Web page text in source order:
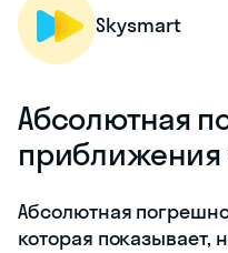
Skysmart
Абсолютная
приближения
Абсолютная
которая показывает,